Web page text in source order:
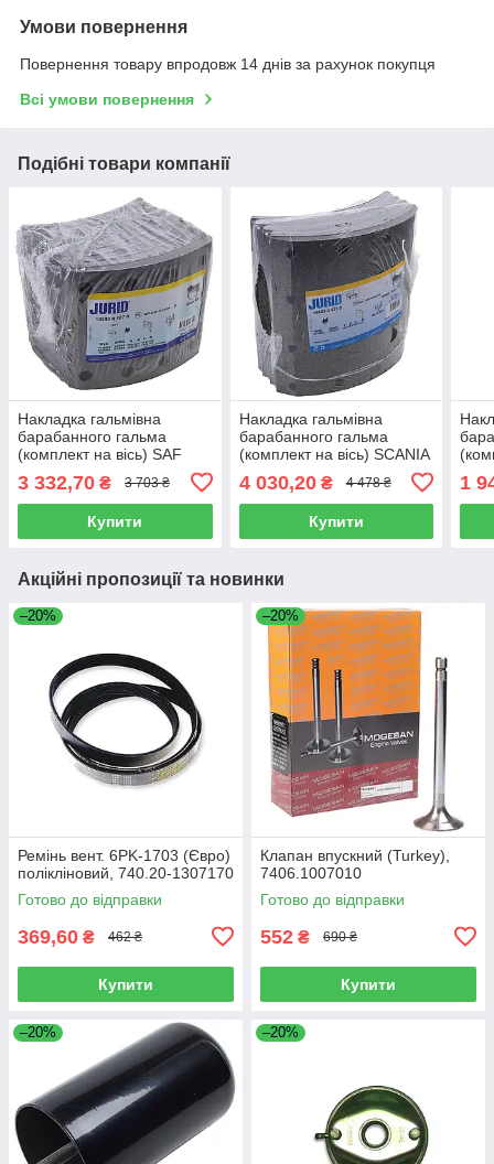
Умови повернення
Повернення товару впродовж 14 днів за рахунок покупця
Всі умови повернення
Подібні товари компанії
Накладка гальмівна
барабанного гальма
(комплект на вісь) SAF
стандарт (пр.о JURID),
3 332,70 ₴ 3 703 ₴
Купити
Накладка гальмівна
барабанного гальма
(комплект на вісь) SCANIA
(413Х254Х19мм) стандарт
(пр.о JURID),
4 030,20₴ 4 478 ₴
Купити
(пр-
1
Акційні пропозиції та новинки
–20%
Ремінь вент. 6PK-1703 (Євро)
полікліновий, 740.20-1307170
Готово до відправки
369,60 ₴ 462 ₴
Купити
–20%
Клапан впускний (Turkey),
7406.1007010
Готово до відправки
552 ₴ 690 ₴
Купити
–20% –20%